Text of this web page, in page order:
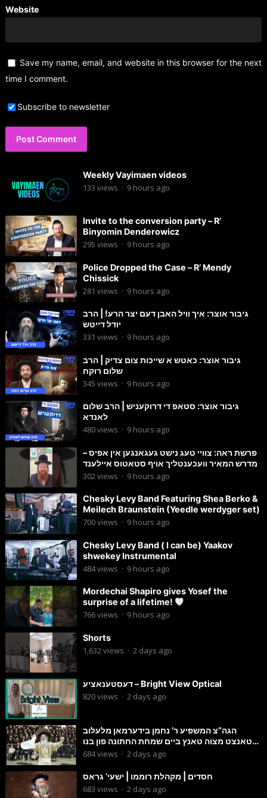
Website
Save my name, email, and website in this browser for the next
time I comment.
Subscribe to newsletter
Weekly Vayimaen videos
133 views · 9 hours ago
Invite to the conversion party – R’
Binyomin Denderowicz
295 views · 9 hours ago
Police Dropped the Case – R’ Mendy
Chissick
281 views · 9 hours ago
גיבור אוצר: איך וויל האבן דעם יצר הרע! | הרב
יודל דייטש
331 views · 9 hours ago
גיבור אוצר: כאטש א שייכות צום צדיק | הרב
שלום רוקח
345 views · 9 hours ago
גיבור אוצר: סטאפ די דרוקעניש | הרב שלום
לאנדא
480views · 9 hours ago
פרשת ראה: צוויי טעג נישט געגאנגען אין אפיס –
מדרש המאיר וועכענטליך אויף סטאטוס איילענד
302views · 9 hours ago
Chesky Levy Band Featuring Shea Berko &
Meilech Braunstein (Yeedle werdyger set)
700views · 9 hours ago
Chesky Levy Band ( I can be) Yaakov
shwekey Instrumental
484views · 9 hours ago
Mordechai Shapiro gives Yosef the
surprise of a lifetime!
766views · 9 hours ago
Shorts
1,632views · 2 days ago
דעסטענאציע – Bright View Optical
820views · 2 days ago
הגה”צ המשפיע ר’ נחמן בידערמאן מלעלוב
טאנצט מצוה טאנץ ביים שמחת החתונה פון בנו
החתן
684views · 2 days ago
חסדים | מקהלת רוממו | ישעי’ גראס
683 views · 2 days ago